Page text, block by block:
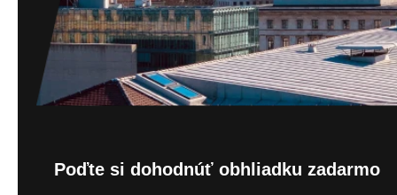
Poďte si dohodnúť obhliadku zadarmo